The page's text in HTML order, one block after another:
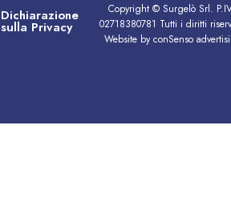
Dichiarazione
sulla Privacy
Copyright © Surgelò Srl.
02718380781 Tutti i diritti
Website by conSenso